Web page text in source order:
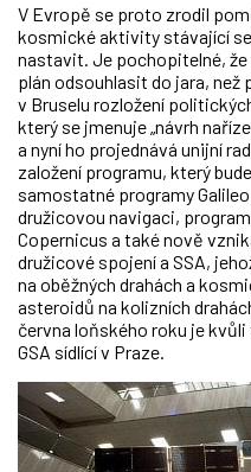
V Evropě se proto zrodil
kosmické aktivity stávající
nastavit. Je pochopitelné,
plán odsouhlasit do jara,
v Bruselu rozložení
který se jmenuje „návrh
a nyní ho projednává unijní
založení programu, který
samostatné programy Galileo
družicovou navigaci,
Copernicus a také nově
družicové spojení a SSA,
na oběžných drahách a
asteroidů na kolizních
června loňského roku je
GSA sídlící v Praze.